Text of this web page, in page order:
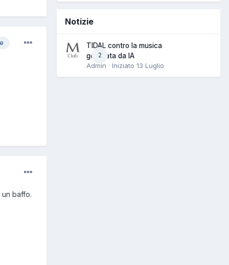
baffo.
Notizie
2
TIDAL contro la musica
generata da IA
Admin · Iniziato 13 Luglio